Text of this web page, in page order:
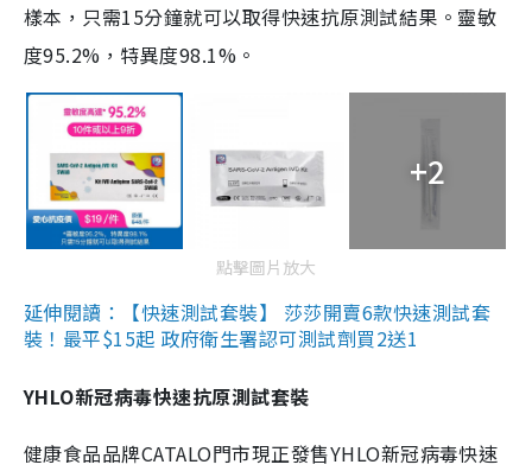
樣本，只需15分鐘就可以取得快速抗原測試結果。靈敏
度95.2%，特異度98.1%。
+2
點擊圖片放大
延伸閱讀：【快速測試套裝】 莎莎開賣6款快速測試套
裝！最平$15起 政府衛生署認可測試劑買2送1
YHLO新冠病毒快速抗原測試套裝
健康食品品牌CATALO門市現正發售YHLO新冠病毒快速